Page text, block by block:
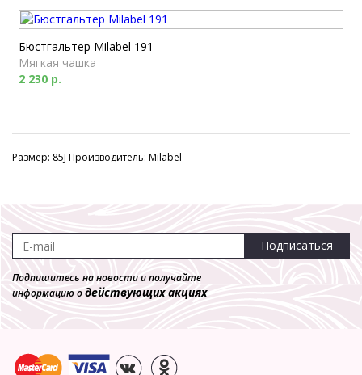
Бюстгальтер Milabel 191
Мягкая чашка
2 230 р.
Размер: 85J Производитель: Milabel
Подписаться
Подпишитесь на новости и получайте
информацию одействующих акциях